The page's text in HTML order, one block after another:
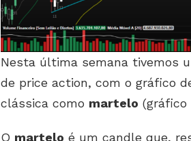
Nesta última semana tivemos
de price action, com o gráfico
clássica como martelo (gráfico
O martelo é um candle que,